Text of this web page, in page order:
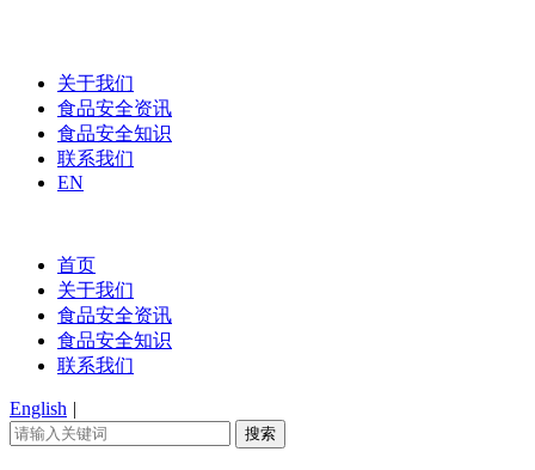
关于我们
食品安全资讯
食品安全知识
联系我们
EN
首页
关于我们
食品安全资讯
食品安全知识
联系我们
English |